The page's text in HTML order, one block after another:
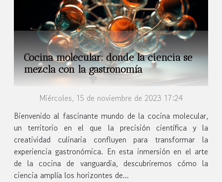
Cocina molecular: donde la ciencia se
mezcla con la gastronomía
Miércoles, 15 de noviembre de 2023 17:24
Bienvenido al fascinante mundo de la cocina molecular,
un territorio en el que la precisión científica y la
creatividad culinaria confluyen para transformar la
experiencia gastronómica. En esta inmersión en el arte
de la cocina de vanguardia, descubriremos cómo la
ciencia amplía los horizontes de...